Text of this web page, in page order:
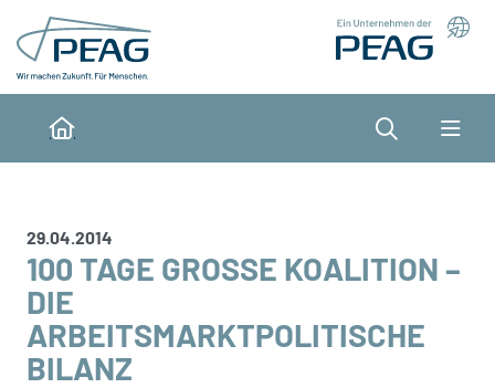
Direkt zu den Inhalten springen
Home
Suche
29.04.2014
100 TAGE GROSSE KOALITION – D
IE A
RBEITSMARKTPOLITISCHE B
ILANZ